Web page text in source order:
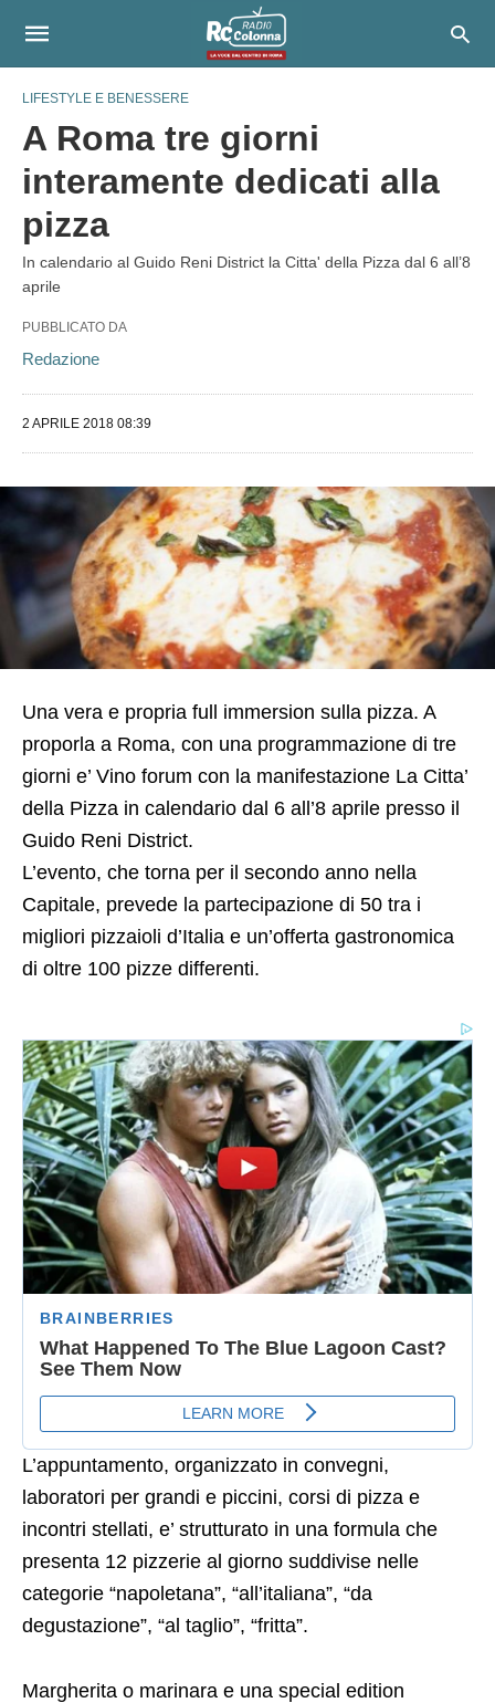
LIFESTYLE E BENESSERE
A Roma tre giorni
interamente dedicati alla
pizza
In calendario al Guido Reni District la Citta' della Pizza dal 6 all’8
aprile
PUBBLICATO DA
Redazione
2 APRILE 2018 08:39
Una vera e propria full immersion sulla pizza. A
proporla a Roma, con una programmazione di tre
giorni e’ Vino forum con la manifestazione La Citta’
della Pizza in calendario dal 6 all’8 aprile presso il
Guido Reni District.
L’evento, che torna per il secondo anno nella
Capitale, prevede la partecipazione di 50 tra i
migliori pizzaioli d’Italia e un’offerta gastronomica
di oltre 100 pizze differenti.
L’appuntamento, organizzato in convegni,
laboratori per grandi e piccini, corsi di pizza e
incontri stellati, e’ strutturato in una formula che
presenta 12 pizzerie al giorno suddivise nelle
categorie “napoletana”, “all’italiana”, “da
degustazione”, “al taglio”, “fritta”.
Margherita o marinara e una special edition